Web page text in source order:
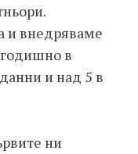
и внедряваме
в
и над 5 в
ни